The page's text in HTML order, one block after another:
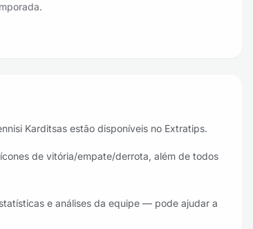
Karditsas estão disponíveis no Extratips.
de vitória/empate/derrota, além de todos
e análises da equipe — pode ajudar a